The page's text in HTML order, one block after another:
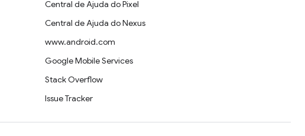
Central de Ajuda do Pixel
Central de Ajuda do Nexus
www.android.com
Google Mobile Services
Stack Overflow
Issue Tracker